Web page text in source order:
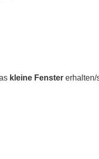
kleine Fenster erhalten/